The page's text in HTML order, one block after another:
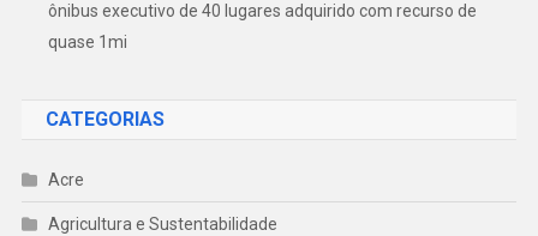
ônibus executivo de 40 lugares adquirido com recurso de
quase 1mi
CATEGORIAS
Acre
Agricultura e Sustentabilidade